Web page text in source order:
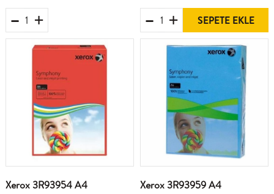
SEPETE EKLE
Xerox 3R93954 A4
Xerox 3R93959 A4